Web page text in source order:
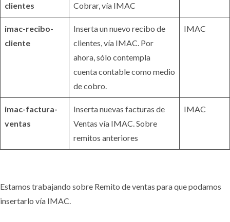
clientes
Cobrar, vía IMAC
imac-recibo-
cliente
Inserta un nuevo recibo de
clientes, vía IMAC. Por
ahora, sólo contempla
cuenta contable como medio
de cobro.
IMAC
imac-factura-
ventas
Inserta nuevas facturas de
Ventas vía IMAC. Sobre
remitos anteriores
IMAC
Estamos trabajando sobre Remito de ventas para que podamos
insertarlo vía IMAC.